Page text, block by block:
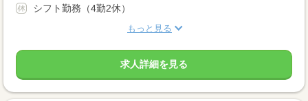
シフト勤務（4勤2休）
もっと見る
求人詳細を見る